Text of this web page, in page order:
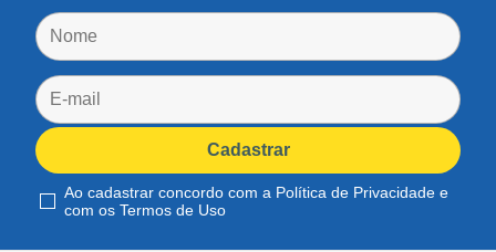
Ao cadastrar concordo com a Política de Privacidade e
com os Termos de Uso